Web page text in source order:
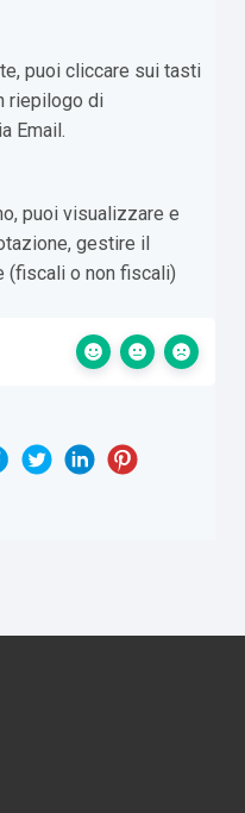
puoi cliccare sui tasti
riepilogo di
Email.
puoi visualizzare e
gestire il
(fiscali o non fiscali)